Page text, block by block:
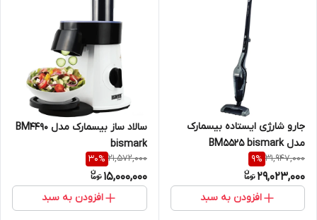
جارو شارژی ایستاده بیسمارک
مدل BM5525 bismark
31,947,000
9%
29,023,000
افزودن به سبد
سالاد ساز بیسمارک مدل BM4490
bismark
21,572,000
30%
15,000,000
افزودن به سبد